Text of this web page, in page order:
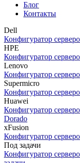
Блог
Контакты
Dell
Конфигуратор
HPE
Конфигуратор
Lenovo
Конфигуратор
Supermicro
Конфигуратор
Huawei
Конфигуратор
Dorado
xFusion
Конфигуратор
Под задачи
Конфигуратор